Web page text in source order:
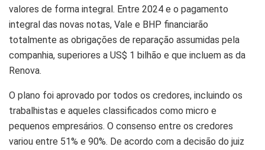
valores de forma integral. Entre 2024 e o pagamento
integral das novas notas, Vale e BHP financiarão
totalmente as obrigações de reparação assumidas pela
companhia, superiores a US$ 1 bilhão e que incluem as da
Renova.
O plano foi aprovado por todos os credores, incluindo os
trabalhistas e aqueles classificados como micro e
pequenos empresários. O consenso entre os credores
variou entre 51% e 90%. De acordo com a decisão do juiz